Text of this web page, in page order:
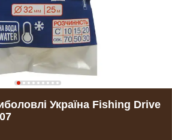
Україна Fishing Drive